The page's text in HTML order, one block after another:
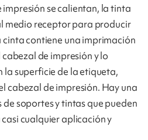
se calientan, la tinta
medio receptor para producir
contiene una imprimación
de impresión y lo
superficie de la etiqueta,
cabezal de impresión. Hay una
soportes y tintas que pueden
cualquier aplicación y